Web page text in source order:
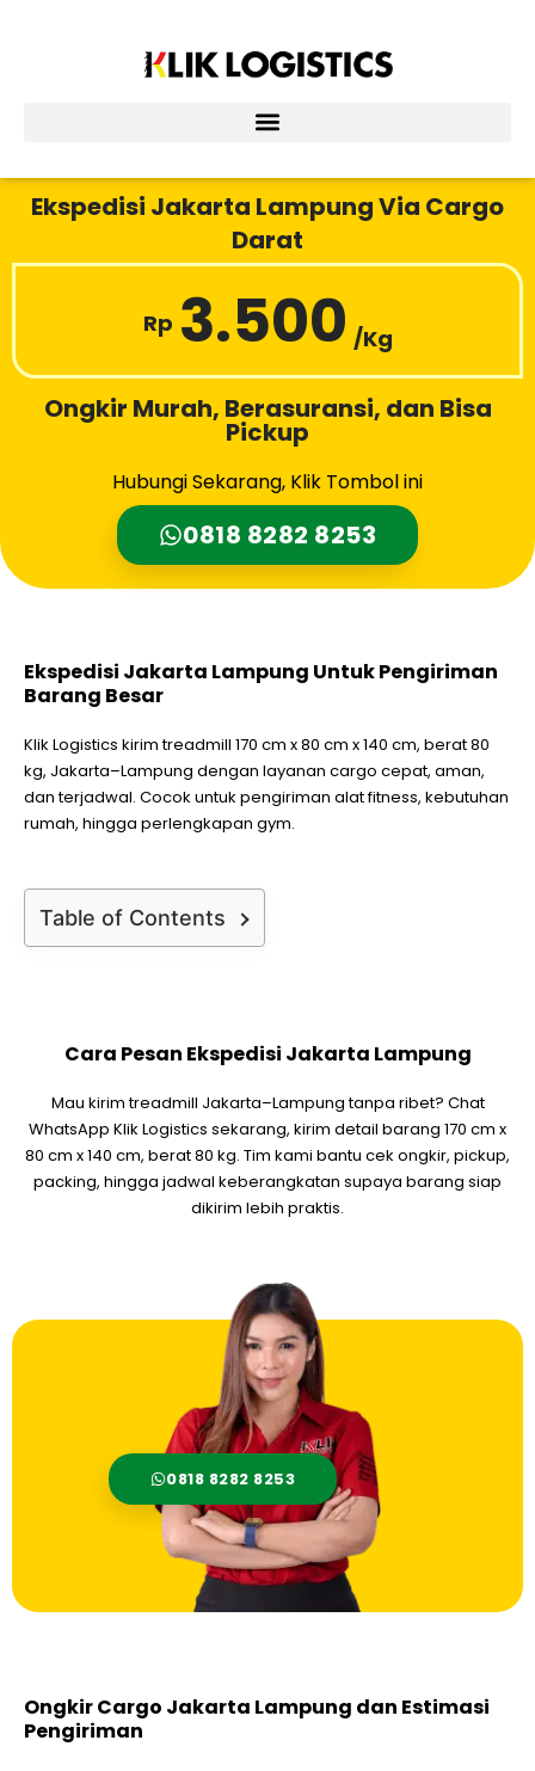
Ekspedisi Jakarta Lampung Via Cargo
Darat
Rp 3.500 /Kg
Ongkir Murah, Berasuransi, dan Bisa
Pickup
Hubungi Sekarang, Klik Tombol ini
0818 8282 8253
Ekspedisi Jakarta Lampung Untuk Pengiriman
Barang Besar
Klik Logistics kirim treadmill 170 cm x 80 cm x 140 cm, berat 80
kg, Jakarta–Lampung dengan layanan cargo cepat, aman,
dan terjadwal. Cocok untuk pengiriman alat fitness, kebutuhan
rumah, hingga perlengkapan gym.
Table of Contents
Cara Pesan Ekspedisi Jakarta Lampung
Mau kirim treadmill Jakarta–Lampung tanpa ribet? Chat
WhatsApp Klik Logistics sekarang, kirim detail barang 170 cm x
80 cm x 140 cm, berat 80 kg. Tim kami bantu cek ongkir, pickup,
packing, hingga jadwal keberangkatan supaya barang siap
dikirim lebih praktis.
0818 8282 8253
Ongkir Cargo Jakarta Lampung dan Estimasi
Pengiriman